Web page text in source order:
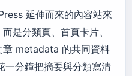
延伸而來的內容站來
是分類頁、首頁卡片、
metadata 的共同資料
一分鐘把摘要與分類寫清